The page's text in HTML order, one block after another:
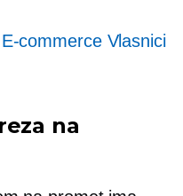
E-commerceVlasnici
na